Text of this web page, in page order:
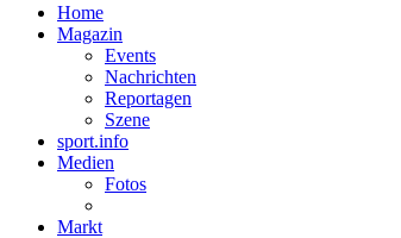
Home
Magazin
Events
Nachrichten
Reportagen
Szene
sport.info
Medien
Fotos
Markt